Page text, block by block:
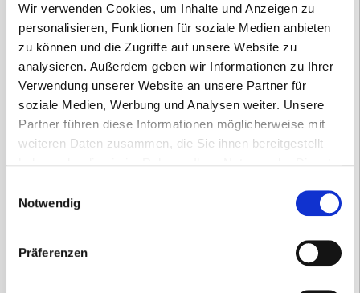
Wir verwenden Cookies, um Inhalte und Anzeigen zu
personalisieren, Funktionen für soziale Medien anbieten
zu können und die Zugriffe auf unsere Website zu
analysieren. Außerdem geben wir Informationen zu Ihrer
Verwendung unserer Website an unsere Partner für
soziale Medien, Werbung und Analysen weiter. Unsere
Partner führen diese Informationen möglicherweise mit
weiteren Daten zusammen, die Sie ihnen bereitgestellt
Notwendig
Präferenzen
ZOLL Replacement Gel Padz für CPR
142,80
zzgl.Versandkosten